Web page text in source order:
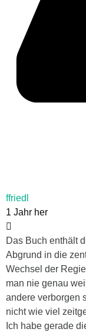
ffriedl
1 Jahr her
Das Buch enthält
Abgrund in die
Wechsel der
man nie genau
andere verborgen
nicht wie viel
Ich habe gerade